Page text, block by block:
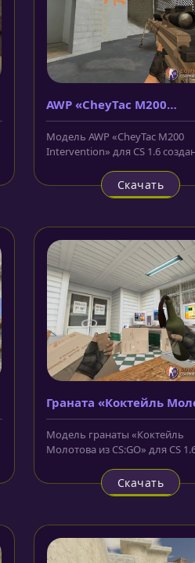
AWP «CheyTac M200
Intervention»
Модель AWP «CheyTac M200
Intervention» для CS 1.6
винтовки....
Скачать
Граната «Коктейль
из CS:GO»
Модель гранаты «Коктейль
Молотова из CS:GO» для CS
CS:GO....
Скачать